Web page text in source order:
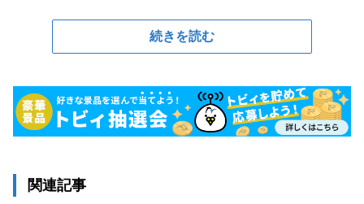
続きを読む
関連記事